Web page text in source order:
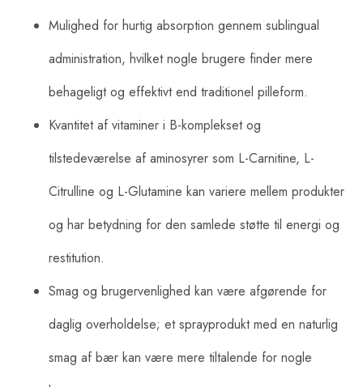
Mulighed for hurtig absorption gennem sublingual
administration, hvilket nogle brugere finder mere
behageligt og effektivt end traditionel pilleform.
Kvantitet af vitaminer i B-komplekset og
tilstedeværelse af aminosyrer som L-Carnitine, L-
Citrulline og L-Glutamine kan variere mellem produkter
og har betydning for den samlede støtte til energi og
restitution.
Smag og brugervenlighed kan være afgørende for
daglig overholdelse; et sprayprodukt med en naturlig
smag af bær kan være mere tiltalende for nogle